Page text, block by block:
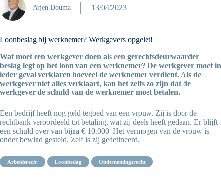
Arjen Douma 13/04/2023
Loonbeslag bij werknemer? Werkgevers opgelet!
Wat moet een werkgever doen als een gerechtsdeurwaarder
beslag legt op het loon van een werknemer? De werkgever moet in
ieder geval verklaren hoeveel de werknemer verdient. Als de
werkgever niet alles verklaart, kan het zelfs zo zijn dat de
werkgever de schuld van de werknemer moet betalen.
Een bedrijf heeft nog geld tegoed van een vrouw. Zij is door de
rechtbank veroordeeld tot betaling, wat zij deels heeft gedaan. Er blijft
een schuld over van bijna € 10.000. Het vermogen van de vrouw is
onder bewind gesteld. Zelf is zij gedetineerd.
arbeidsrecht loonbeslag ondernemingsrecht